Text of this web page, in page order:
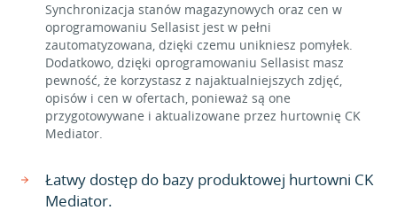
Synchronizacja stanów magazynowych oraz cen w
oprogramowaniu Sellasist jest w pełni
zautomatyzowana, dzięki czemu unikniesz pomyłek.
Dodatkowo, dzięki oprogramowaniu Sellasist masz
pewność, że korzystasz z najaktualniejszych zdjęć,
opisów i cen w ofertach, ponieważ są one
przygotowywane i aktualizowane przez hurtownię CK
Mediator.
Łatwy dostęp do bazy produktowej hurtowni CK
Mediator.